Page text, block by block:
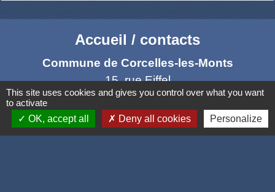
Accueil / contacts
Commune de Corcelles-les-Monts
15, rue Eiffel
21160 Corcelles-les-Monts - FRANCE
+33 3 80 42 93 40
Contact par formulaire
This site uses cookies and gives you control over what you want
to activate
OK, accept all
Deny all cookies Personalize